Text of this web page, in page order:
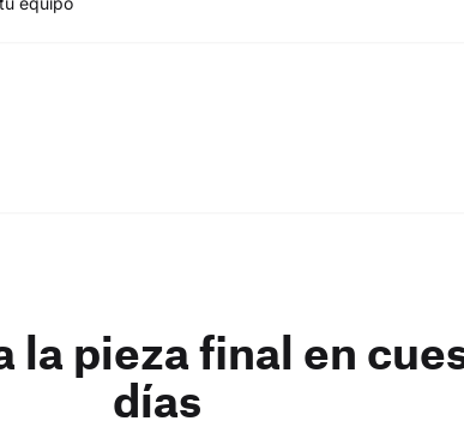
la pieza final en
días